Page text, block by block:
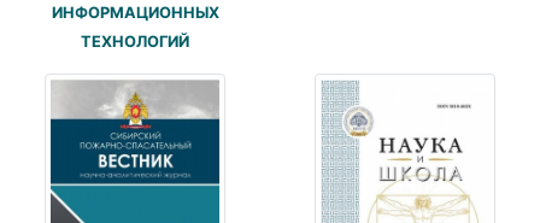
ИНФОРМАЦИОННЫХ
ТЕХНОЛОГИЙ